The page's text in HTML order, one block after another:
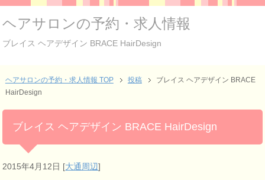
ヘアサロンの予約・求人情報
ブレイス ヘアデザイン BRACE HairDesign
ヘアサロンの予約・求人情報 TOP 投稿
ブレイス ヘアデザイン BRACE
HairDesign
ブレイス ヘアデザイン BRACE HairDesign
2015年4月12日 [大通周辺]